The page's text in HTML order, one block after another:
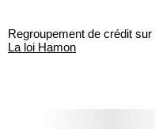
Regroupement de crédit sur
La loi Hamon